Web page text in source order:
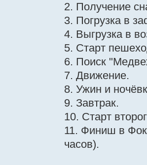
2. Получение
3. Погрузка в
4. Выгрузка в
5. Старт
6. Поиск
7. Движение.
8. Ужин и
9. Завтрак.
10. Старт
11. Финиш в
часов).